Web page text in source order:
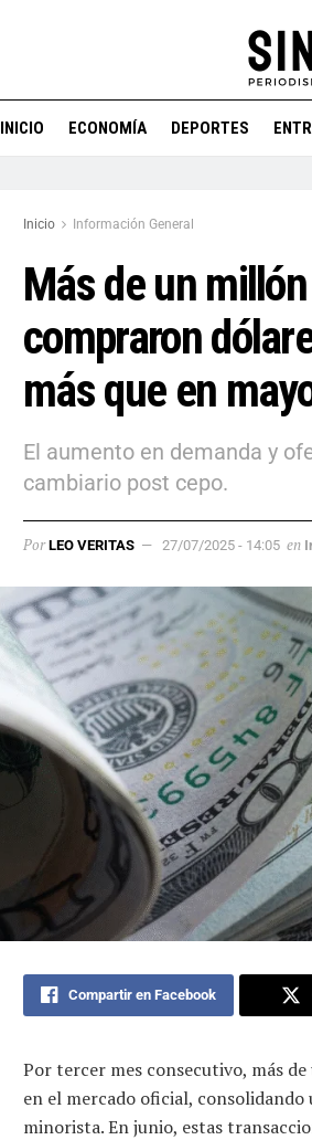
INICIO ECONOMÍA DEPORTES
Inicio Información General
Más de un
compraron
más que en
El aumento en demanda y
cambiario post cepo.
Por LEO VERITAS 27/07/2025 - 14:05 en
Compartir en Facebook
Por tercer mes consecutivo, más
en el mercado oficial,
minorista. En junio, estas